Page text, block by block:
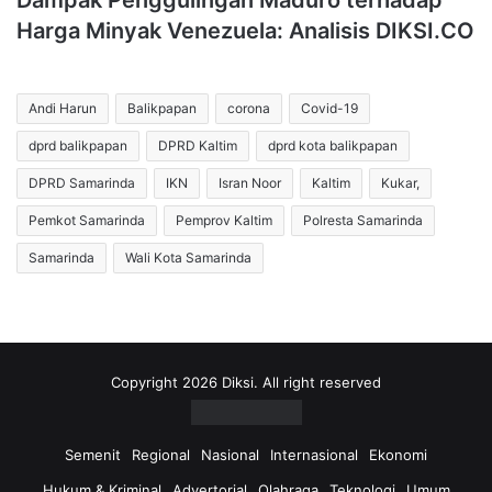
Harga Minyak Venezuela: Analisis DIKSI.CO
Andi Harun Balikpapan corona Covid-19
dprd balikpapan DPRD Kaltim dprd kota balikpapan
DPRD Samarinda IKN Isran Noor Kaltim Kukar,
Pemkot Samarinda Pemprov Kaltim Polresta Samarinda
Samarinda Wali Kota Samarinda
Copyright 2026 Diksi. All right reserved
Semenit Regional Nasional Internasional
Ekonomi